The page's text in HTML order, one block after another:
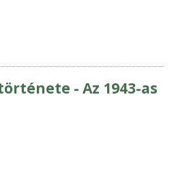
- Az 1943-as